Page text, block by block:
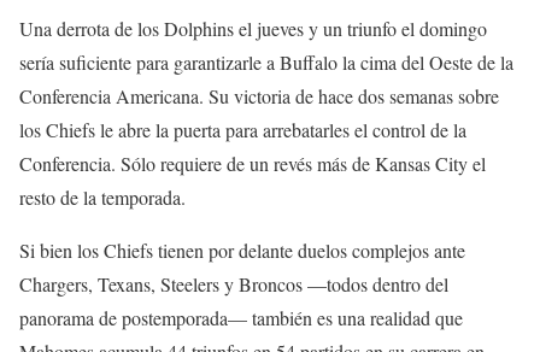
Una derrota de los Dolphins el jueves y un triunfo el domingo
sería suficiente para garantizarle a Buffalo la cima del Oeste de la
Conferencia Americana. Su victoria de hace dos semanas sobre
los Chiefs le abre la puerta para arrebatarles el control de la
Conferencia. Sólo requiere de un revés más de Kansas City el
resto de la temporada.
Si bien los Chiefs tienen por delante duelos complejos ante
Chargers, Texans, Steelers y Broncos —todos dentro del
panorama de postemporada— también es una realidad que